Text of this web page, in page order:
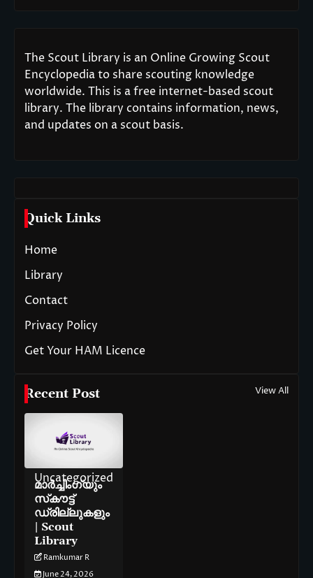
The Scout Library is an Online Growing Scout
Encyclopedia to share scouting knowledge
worldwide. This is a free internet-based scout
library. The library contains information, news,
and updates on a scout basis.
Quick Links
Home
Library
Contact
Privacy Policy
Get Your HAM Licence
Recent Post View All
Uncategorized
മാർച്ചിംഗ്‌യും
സ്‌കൗട്ട്
ഡ്രില്ലുകളും
| Scout
Library
Ramkumar R
June 24, 2026